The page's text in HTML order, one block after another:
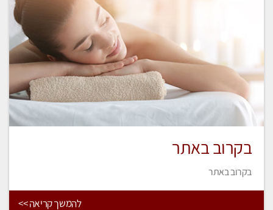
בקרוב באתר
בקרוב באתר
להמשך קריאה >>